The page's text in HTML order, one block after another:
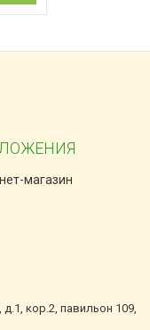
магазин
кор.2, павильон 109,